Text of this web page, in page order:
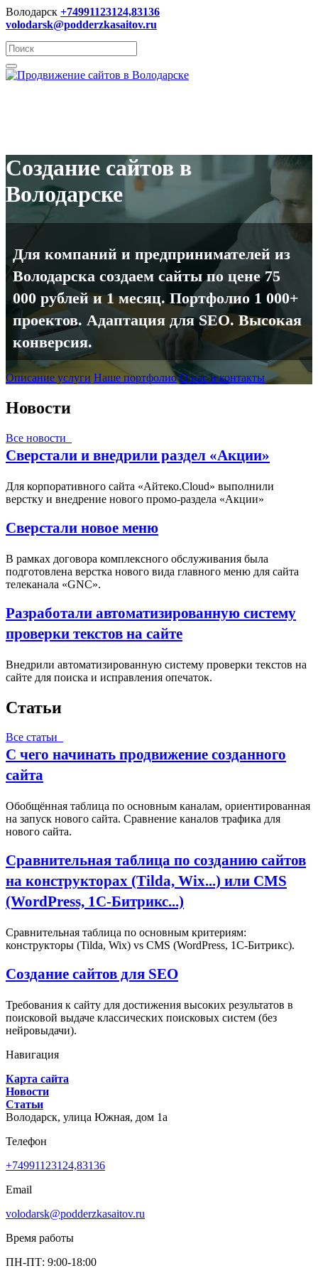
Володарск +74991123124,83136
volodarsk@podderzkasaitov.ru
Создание сайтов в
Володарске
Для компаний и предпринимателей из
Володарска создаем сайты по цене 75
000 рублей и 1 месяц. Портфолио 1 000+
проектов. Адаптация для SEO. Высокая
конверсия.
Описание услуги Наше портфолио О нас и контакты
Новости
Все новости
Сверстали и внедрили раздел «Акции»
Для корпоративного сайта «Айтеко.Cloud» выполнили
верстку и внедрение нового промо-раздела «Акции»
Сверстали новое меню
В рамках договора комплексного обслуживания была
подготовлена верстка нового вида главного меню для сайта
телеканала «GNC».
Разработали автоматизированную систему
проверки текстов на сайте
Внедрили автоматизированную систему проверки текстов на
сайте для поиска и исправления опечаток.
Статьи
Все статьи
С чего начинать продвижение созданного
сайта
Обобщённая таблица по основным каналам, ориентированная
на запуск нового сайта. Сравнение каналов трафика для
нового сайта.
Сравнительная таблица по созданию сайтов
на конструкторах (Tilda, Wix...) или CMS
(WordPress, 1С‑Битрикс...)
Сравнительная таблица по основным критериям:
конструкторы (Tilda, Wix) vs CMS (WordPress, 1С‑Битрикс).
Создание сайтов для SEO
Требования к сайту для достижения высоких результатов в
поисковой выдаче классических поисковых систем (без
нейровыдачи).
Навигация
Карта сайта
Новости
Статьи
Володарск, улица Южная, дом 1а
Телефон
+74991123124,83136
Email
volodarsk@podderzkasaitov.ru
Время работы
ПН-ПТ: 9:00-18:00